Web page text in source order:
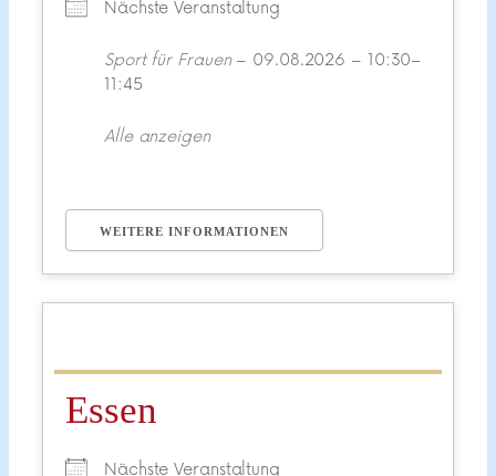
Nächste Veranstaltung
Sport für Frauen– 09.08.2026 – 10:30–
11:45
Alle anzeigen
WEITERE INFORMATIONEN
Essen
Nächste Veranstaltung